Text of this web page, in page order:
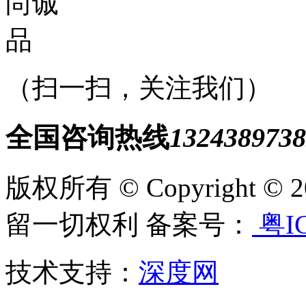
（扫一扫，关注我们）
全国咨询热线
版权所有 © Copyright ©
留一切权利 备案号：
粤
技术支持： 深度网